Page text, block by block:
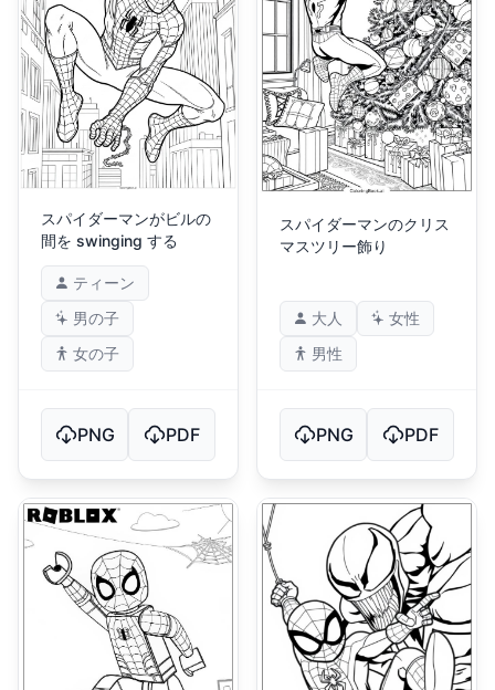
スパイダーマンがビルの
間を swinging する
ティーン
男の子
女の子
PNG PDF
スパイダーマンのクリス
マスツリー飾り
大人
女性
男性
PNG PDF